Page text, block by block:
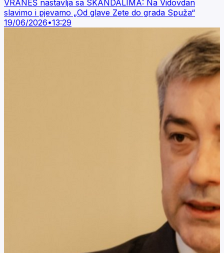
VRANEŠ nastavlja sa SKANDALIMA: Na Vidovdan
slavimo i pjevamo „Od glave Zete do grada Spuža“
19/06/2026•13:29